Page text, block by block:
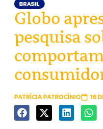
BRASIL
Globo
pesquisa
PATRÍCIA PATROCÍNIO 16